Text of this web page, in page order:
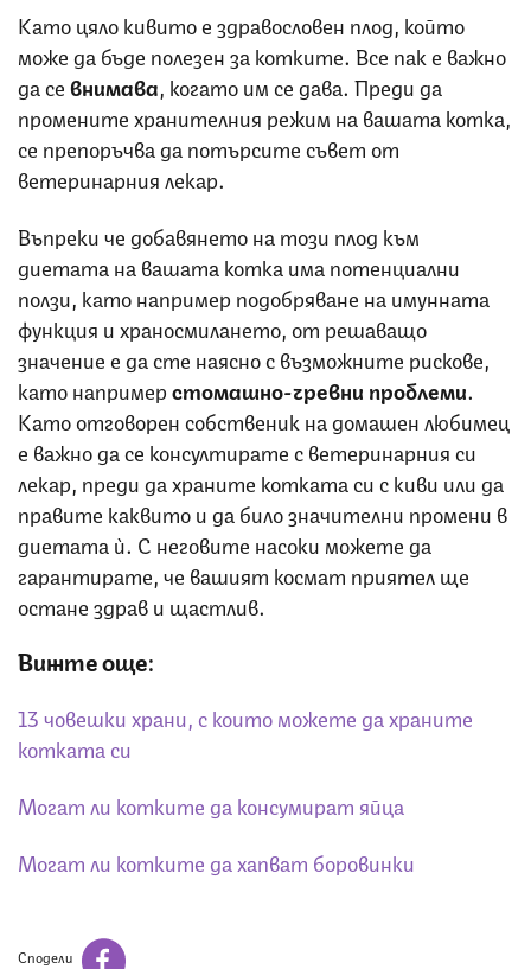
Като цяло кивито е здравословен плод, който
може да бъде полезен за котките. Все пак е важно
да севнимава , когато им се дава. Преди да
промените хранителния режим на вашата котка,
се препоръчва да потърсите съвет от
ветеринарния лекар.
Въпреки че добавянето на този плод към
диетата на вашата котка има потенциални
ползи, като например подобряване на имунната
функция и храносмилането, от решаващо
значение е да сте наясно с възможните рискове,
като напримерстомашно-чревни проблеми.
Като отговорен собственик на домашен любимец
е важно да се консултирате с ветеринарния си
лекар, преди да храните котката си с киви или да
правите каквито и да било значителни промени в
диетата ѝ. С неговите насоки можете да
гарантирате, че вашият космат приятел ще
остане здрав и щастлив.
Вижте още:
13 човешки храни, с които можете да храните
котката си
Могат ли котките да консумират яйца
Могат ли котките да хапват боровинки
Сподели